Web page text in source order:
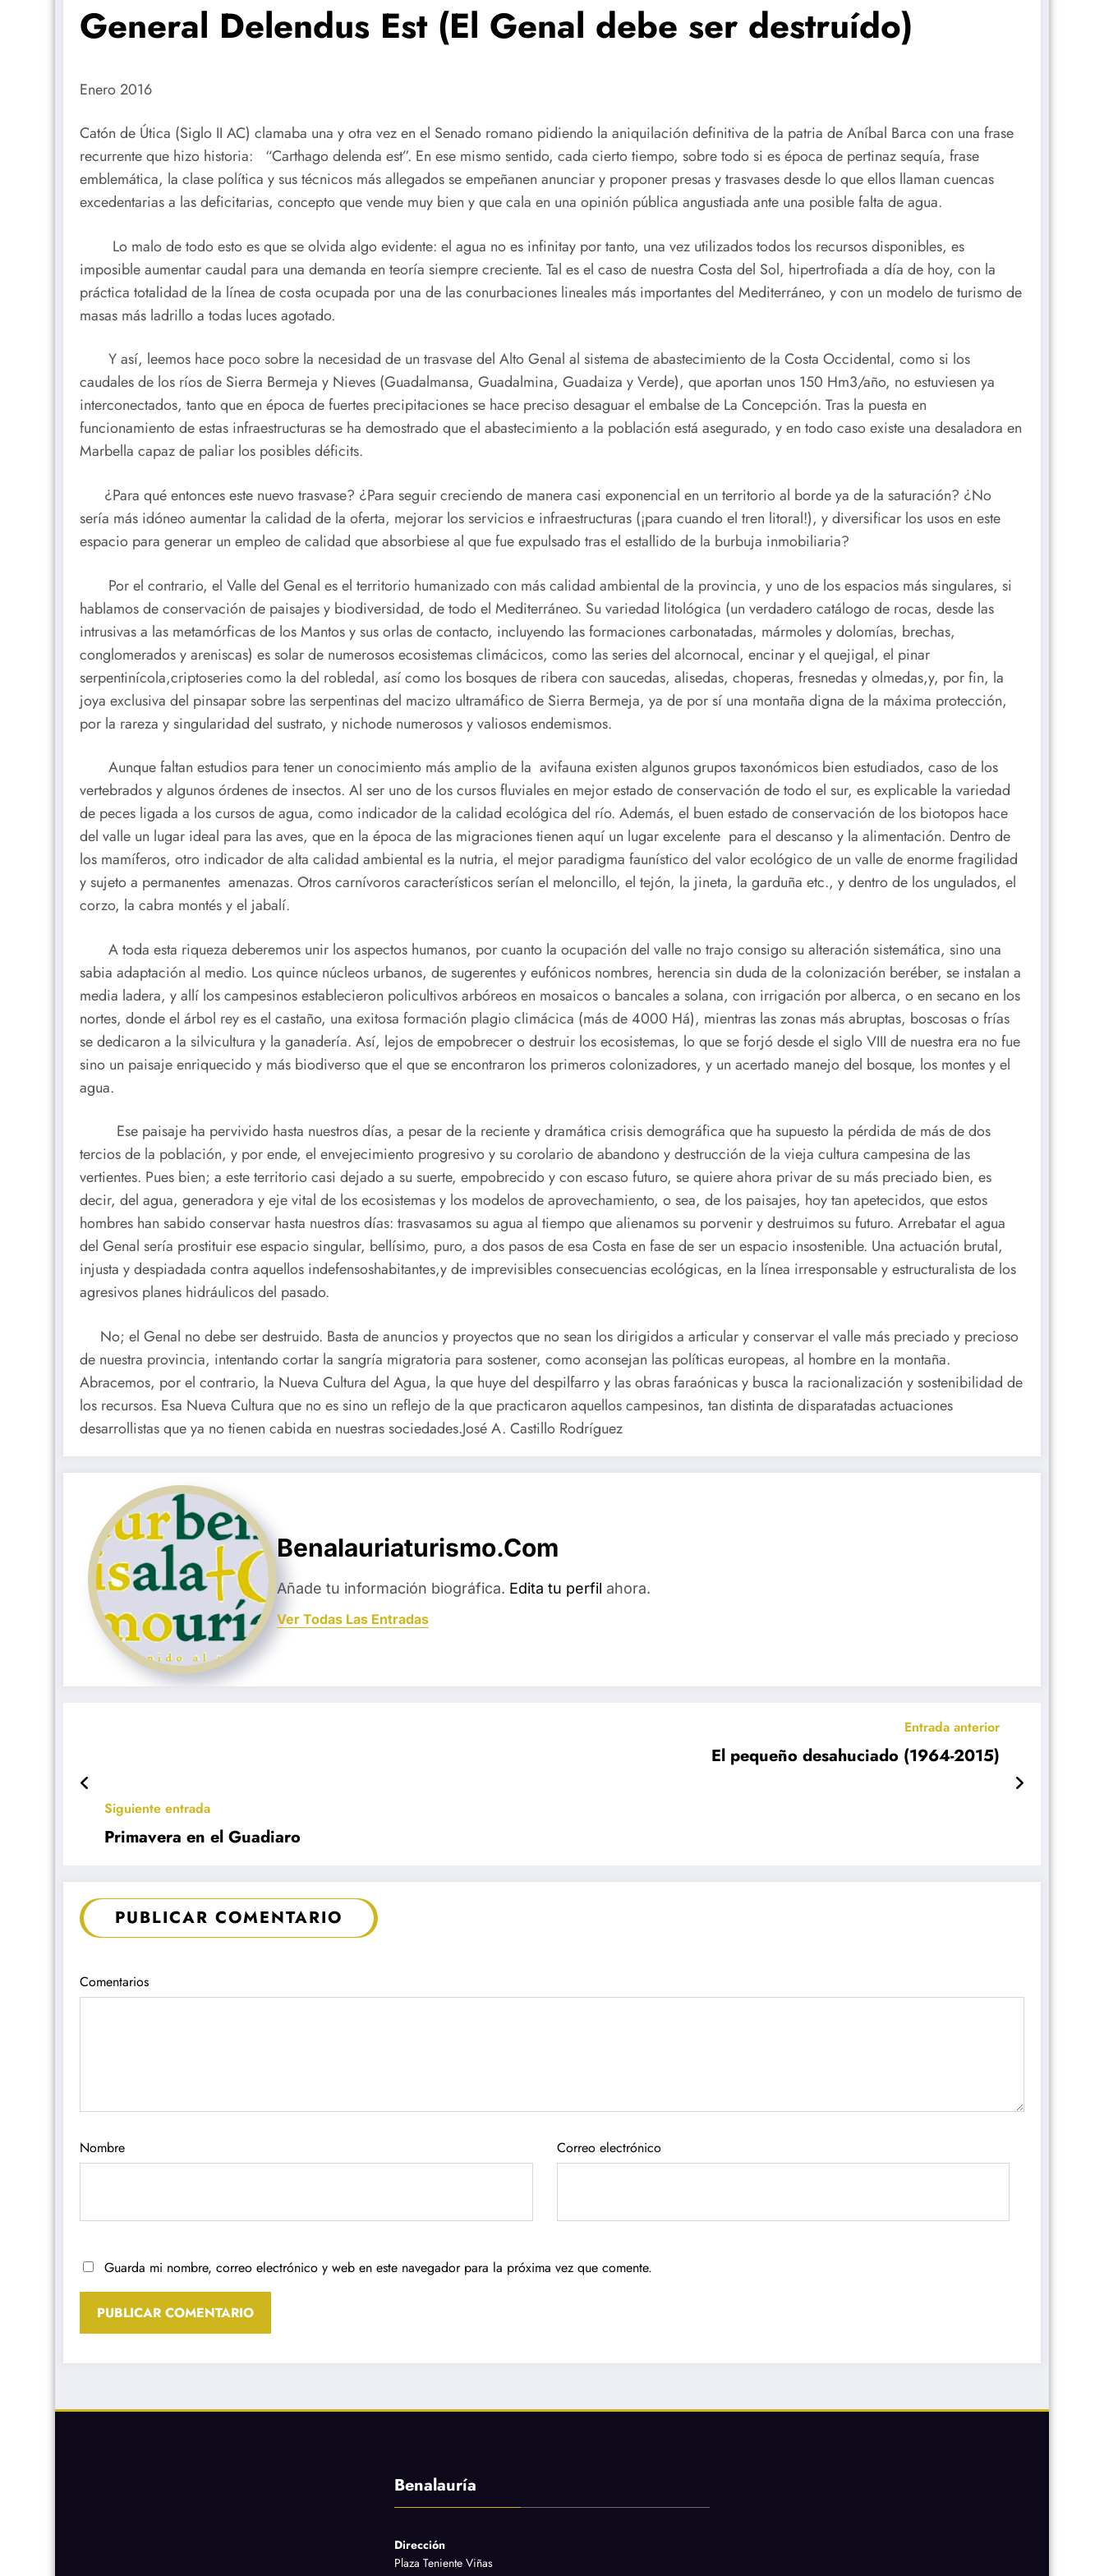
General Delendus Est (El Genal debe ser destruído)
Enero 2016
Catón de Útica (Siglo II AC) clamaba una y otra vez en el Senado romano pidiendo la aniquilación definitiva de la patria de Aníbal Barca con una frase
recurrente que hizo historia: “Carthago delenda est”. En ese mismo sentido, cada cierto tiempo, sobre todo si es época de pertinaz sequía, frase
emblemática, la clase política y sus técnicos más allegados se empeñanen anunciar y proponer presas y trasvases desde lo que ellos llaman cuencas
excedentarias a las deficitarias, concepto que vende muy bien y que cala en una opinión pública angustiada ante una posible falta de agua.
Lo malo de todo esto es que se olvida algo evidente: el agua no es infinitay por tanto, una vez utilizados todos los recursos disponibles, es
imposible aumentar caudal para una demanda en teoría siempre creciente. Tal es el caso de nuestra Costa del Sol, hipertrofiada a día de hoy, con la
práctica totalidad de la línea de costa ocupada por una de las conurbaciones lineales más importantes del Mediterráneo, y con un modelo de turismo de
masas más ladrillo a todas luces agotado.
Y así, leemos hace poco sobre la necesidad de un trasvase del Alto Genal al sistema de abastecimiento de la Costa Occidental, como si los
caudales de los ríos de Sierra Bermeja y Nieves (Guadalmansa, Guadalmina, Guadaiza y Verde), que aportan unos 150 Hm3/año, no estuviesen ya
interconectados, tanto que en época de fuertes precipitaciones se hace preciso desaguar el embalse de La Concepción. Tras la puesta en
funcionamiento de estas infraestructuras se ha demostrado que el abastecimiento a la población está asegurado, y en todo caso existe una desaladora en
Marbella capaz de paliar los posibles déficits.
¿Para qué entonces este nuevo trasvase? ¿Para seguir creciendo de manera casi exponencial en un territorio al borde ya de la saturación? ¿No
sería más idóneo aumentar la calidad de la oferta, mejorar los servicios e infraestructuras (¡para cuando el tren litoral!), y diversificar los usos en este
espacio para generar un empleo de calidad que absorbiese al que fue expulsado tras el estallido de la burbuja inmobiliaria?
Por el contrario, el Valle del Genal es el territorio humanizado con más calidad ambiental de la provincia, y uno de los espacios más singulares, si
hablamos de conservación de paisajes y biodiversidad, de todo el Mediterráneo. Su variedad litológica (un verdadero catálogo de rocas, desde las
intrusivas a las metamórficas de los Mantos y sus orlas de contacto, incluyendo las formaciones carbonatadas, mármoles y dolomías, brechas,
conglomerados y areniscas) es solar de numerosos ecosistemas climácicos, como las series del alcornocal, encinar y el quejigal, el pinar
serpentinícola,criptoseries como la del robledal, así como los bosques de ribera con saucedas, alisedas, choperas, fresnedas y olmedas,y, por fin, la
joya exclusiva del pinsapar sobre las serpentinas del macizo ultramáfico de Sierra Bermeja, ya de por sí una montaña digna de la máxima protección,
por la rareza y singularidad del sustrato, y nichode numerosos y valiosos endemismos.
Aunque faltan estudios para tener un conocimiento más amplio de la avifauna existen algunos grupos taxonómicos bien estudiados, caso de los
vertebrados y algunos órdenes de insectos. Al ser uno de los cursos fluviales en mejor estado de conservación de todo el sur, es explicable la variedad
de peces ligada a los cursos de agua, como indicador de la calidad ecológica del río. Además, el buen estado de conservación de los biotopos hace
del valle un lugar ideal para las aves, que en la época de las migraciones tienen aquí un lugar excelente para el descanso y la alimentación. Dentro de
los mamíferos, otro indicador de alta calidad ambiental es la nutria, el mejor paradigma faunístico del valor ecológico de un valle de enorme fragilidad
y sujeto a permanentes amenazas. Otros carnívoros característicos serían el meloncillo, el tejón, la jineta, la garduña etc., y dentro de los ungulados, el
corzo, la cabra montés y el jabalí.
A toda esta riqueza deberemos unir los aspectos humanos, por cuanto la ocupación del valle no trajo consigo su alteración sistemática, sino una
sabia adaptación al medio. Los quince núcleos urbanos, de sugerentes y eufónicos nombres, herencia sin duda de la colonización beréber, se instalan a
media ladera, y allí los campesinos establecieron policultivos arbóreos en mosaicos o bancales a solana, con irrigación por alberca, o en secano en los
nortes, donde el árbol rey es el castaño, una exitosa formación plagio climácica (más de 4000 Há), mientras las zonas más abruptas, boscosas o frías
se dedicaron a la silvicultura y la ganadería. Así, lejos de empobrecer o destruir los ecosistemas, lo que se forjó desde el siglo VIII de nuestra era no fue
sino un paisaje enriquecido y más biodiverso que el que se encontraron los primeros colonizadores, y un acertado manejo del bosque, los montes y el
agua.
Ese paisaje ha pervivido hasta nuestros días, a pesar de la reciente y dramática crisis demográfica que ha supuesto la pérdida de más de dos
tercios de la población, y por ende, el envejecimiento progresivo y su corolario de abandono y destrucción de la vieja cultura campesina de las
vertientes. Pues bien; a este territorio casi dejado a su suerte, empobrecido y con escaso futuro, se quiere ahora privar de su más preciado bien, es
decir, del agua, generadora y eje vital de los ecosistemas y los modelos de aprovechamiento, o sea, de los paisajes, hoy tan apetecidos, que estos
hombres han sabido conservar hasta nuestros días: trasvasamos su agua al tiempo que alienamos su porvenir y destruimos su futuro. Arrebatar el agua
del Genal sería prostituir ese espacio singular, bellísimo, puro, a dos pasos de esa Costa en fase de ser un espacio insostenible. Una actuación brutal,
injusta y despiadada contra aquellos indefensoshabitantes,y de imprevisibles consecuencias ecológicas, en la línea irresponsable y estructuralista de los
agresivos planes hidráulicos del pasado.
No; el Genal no debe ser destruido. Basta de anuncios y proyectos que no sean los dirigidos a articular y conservar el valle más preciado y precioso
de nuestra provincia, intentando cortar la sangría migratoria para sostener, como aconsejan las políticas europeas, al hombre en la montaña.
Abracemos, por el contrario, la Nueva Cultura del Agua, la que huye del despilfarro y las obras faraónicas y busca la racionalización y sostenibilidad de
los recursos. Esa Nueva Cultura que no es sino un reflejo de la que practicaron aquellos campesinos, tan distinta de disparatadas actuaciones
desarrollistas que ya no tienen cabida en nuestras sociedades.José A. Castillo Rodríguez
Benalauriaturismo.com
Añade tu información biográfica. Edita tu perfil ahora.
Ver Todas Las Entradas
Entrada anterior
El pequeño desahuciado (1964-2015)
Siguiente entrada
Primavera en el Guadiaro
PUBLICAR COMENTARIO
Comentarios
Nombre Correo electrónico
Guarda mi nombre, correo electrónico y web en este navegador para la próxima vez que comente.
Benalauría
Dirección
Plaza Teniente Viñas